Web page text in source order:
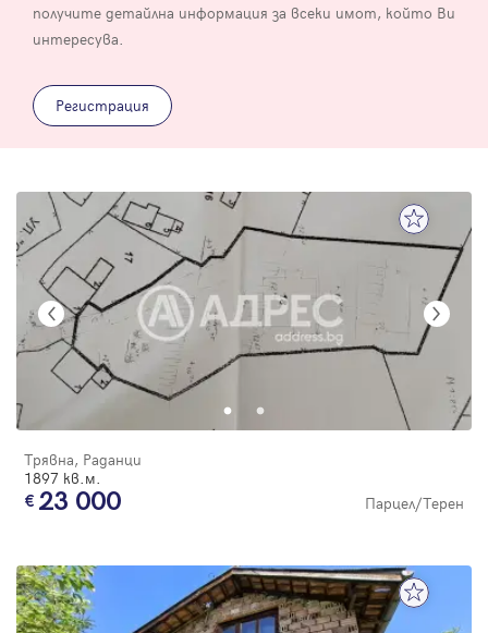
получите детайлна информация за всеки имот, който Ви
интересува.
Регистрация
Трявна, Раданци
1897 кв.м.
23 000 Парцел/Терен